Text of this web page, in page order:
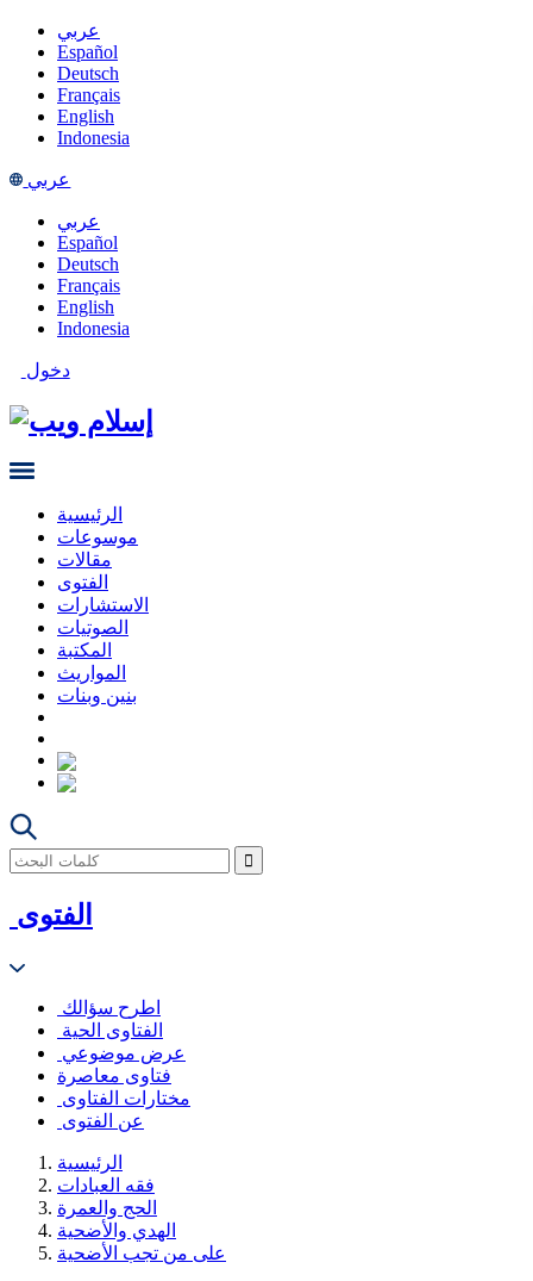
عربي
Español
Deutsch
Français
English
Indonesia
عربي
عربي
Español
Deutsch
Français
English
Indonesia
دخول
الرئيسية
موسوعات
مقالات
الفتوى
الاستشارات
الصوتيات
المكتبة
المواريث
بنين وبنات
الفتوى
اطرح سؤالك
الفتاوى الحية
عرض موضوعي
فتاوى معاصرة
مختارات الفتاوى
عن الفتوى
الرئيسية
فقه العبادات
الحج والعمرة
الهدي والأضحية
على من تجب الأضحية